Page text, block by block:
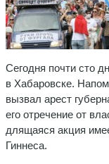
Сегодня почти сто
в Хабаровске.
вызвал арест
его отречение от
длящаяся акция
Гиннеса.